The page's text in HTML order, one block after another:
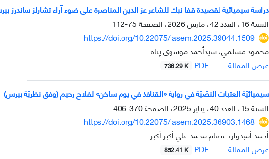
دراسة سيميائية لقصيدة قفا نبك للشاعر عز الدين المناصرة على ضوء آراء تشارلز ساندرز
السنة 16، العدد 42، مارس 2026، الصفحة
75-112
https://doi.org/10.22075/lasem.2025.39044.1509
محمود مسلمي، سيدأحمد موسوي پناه
عرض المقالة
736.29 K
سيميائيّة العتبات النصّيّة في روایة «القنافذ في يوم ساخن» لفلاح رحیم (وفق نظريّة بيرس)
السنة 15، العدد 40، يناير 2025، الصفحة
370-406
https://doi.org/10.22075/lasem.2025.36903.1468
أحمد أميدوار، عصام محمد علي أكبر أكبر
عرض المقالة
852.41 K